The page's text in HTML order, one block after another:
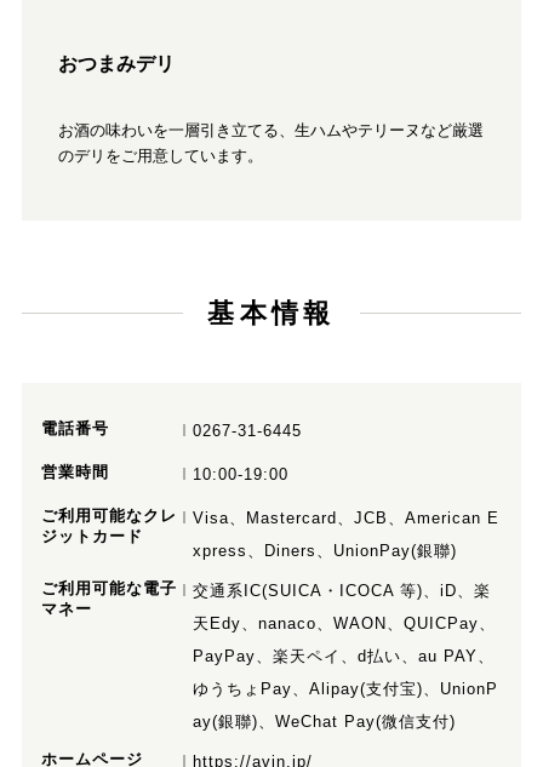
おつまみデリ
お酒の味わいを一層引き立てる、生ハムやテリーヌなど厳選
のデリをご用意しています。
基本情報
電話番号 0267-31-6445
営業時間 10:00-19:00
ご利用可能なクレ
ジットカード
Visa、Mastercard、JCB、American E
xpress、Diners、UnionPay(銀聯)
ご利用可能な電子
マネー
交通系IC(SUICA・ICOCA 等)、iD、楽
天Edy、nanaco、WAON、QUICPay、
PayPay、楽天ペイ、d払い、au PAY、
ゆうちょPay、Alipay(支付宝)、UnionP
ay(銀聯)、WeChat Pay(微信支付)
ホームページ https://avin.jp/